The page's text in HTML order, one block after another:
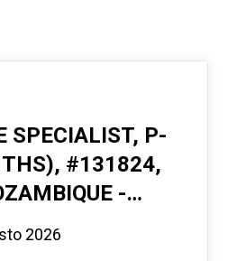
SPECIALIST, P-
#131824,
-
2026